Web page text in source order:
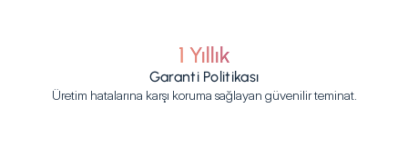
1 Yıllık
Garanti Politikası
Üretim hatalarına karşı koruma sağlayan güvenilir teminat.